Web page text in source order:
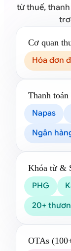
từ thuế,
Cơ quan
Hóa đơn
Thanh toán
Napas
Ngân
Khóa từ &
PHG
20+
OTAs